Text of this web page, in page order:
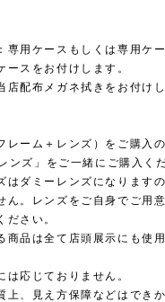
専用ケースもしくは専用ケ
ースをお付けします。
店配布メガネ拭きをお付けし
レーム＋レンズ）をご購入
ンズ」をご一緒にご購入く
はダミーレンズになります
ん。レンズをご自身でご用
ださい。
商品は全て店頭展示にも使
は応じておりません。
上、見え方保障などはでき